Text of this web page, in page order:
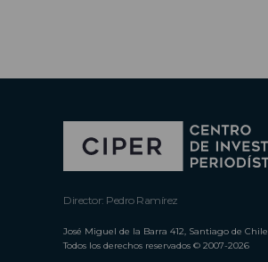
Director: Pedro Ramírez
José Miguel de la Barra 412, Santiago de Chile
Todos los derechos reservados © 2007-2026